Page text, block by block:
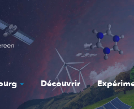
Découvrir